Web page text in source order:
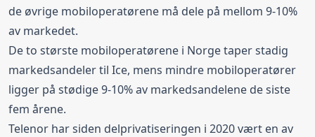
de øvrige mobiloperatørene må dele på mellom 9-10%
av markedet.
De to største mobiloperatørene i Norge taper stadig
markedsandeler til Ice, mens mindre mobiloperatører
ligger på stødige 9-10% av markedsandelene de siste
fem årene.
Telenor har siden delprivatiseringen i 2020 vært en av